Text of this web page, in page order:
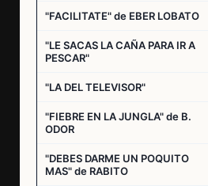
"FACILITATE" de EBER LOBATO
"LE SACAS LA CAÑA PARA IR A
PESCAR"
"LA DEL TELEVISOR"
"FIEBRE EN LA JUNGLA" de B.
ODOR
"DEBES DARME UN POQUITO
MAS" de RABITO